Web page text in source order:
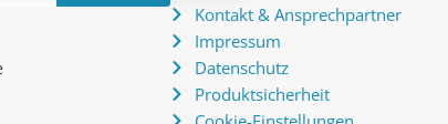
Kontakt & Ansprechpartner
Impressum
Datenschutz
Produktsicherheit